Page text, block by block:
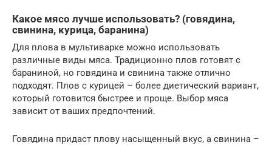
Какое мясо лучше использовать? (говядина,
свинина, курица, баранина)
Для плова в мультиварке можно использовать
различные виды мяса. Традиционно плов готовят с
бараниной, но говядина и свинина также отлично
подходят. Плов с курицей – более диетический вариант,
который готовится быстрее и проще. Выбор мяса
зависит от ваших предпочтений.
Говядина придаст плову насыщенный вкус, а свинина –